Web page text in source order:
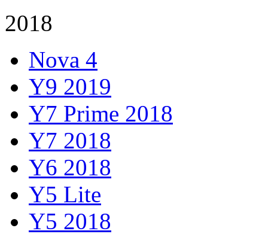
2018
Nova 4
Y9 2019
Y7 Prime 2018
Y7 2018
Y6 2018
Y5 Lite
Y5 2018